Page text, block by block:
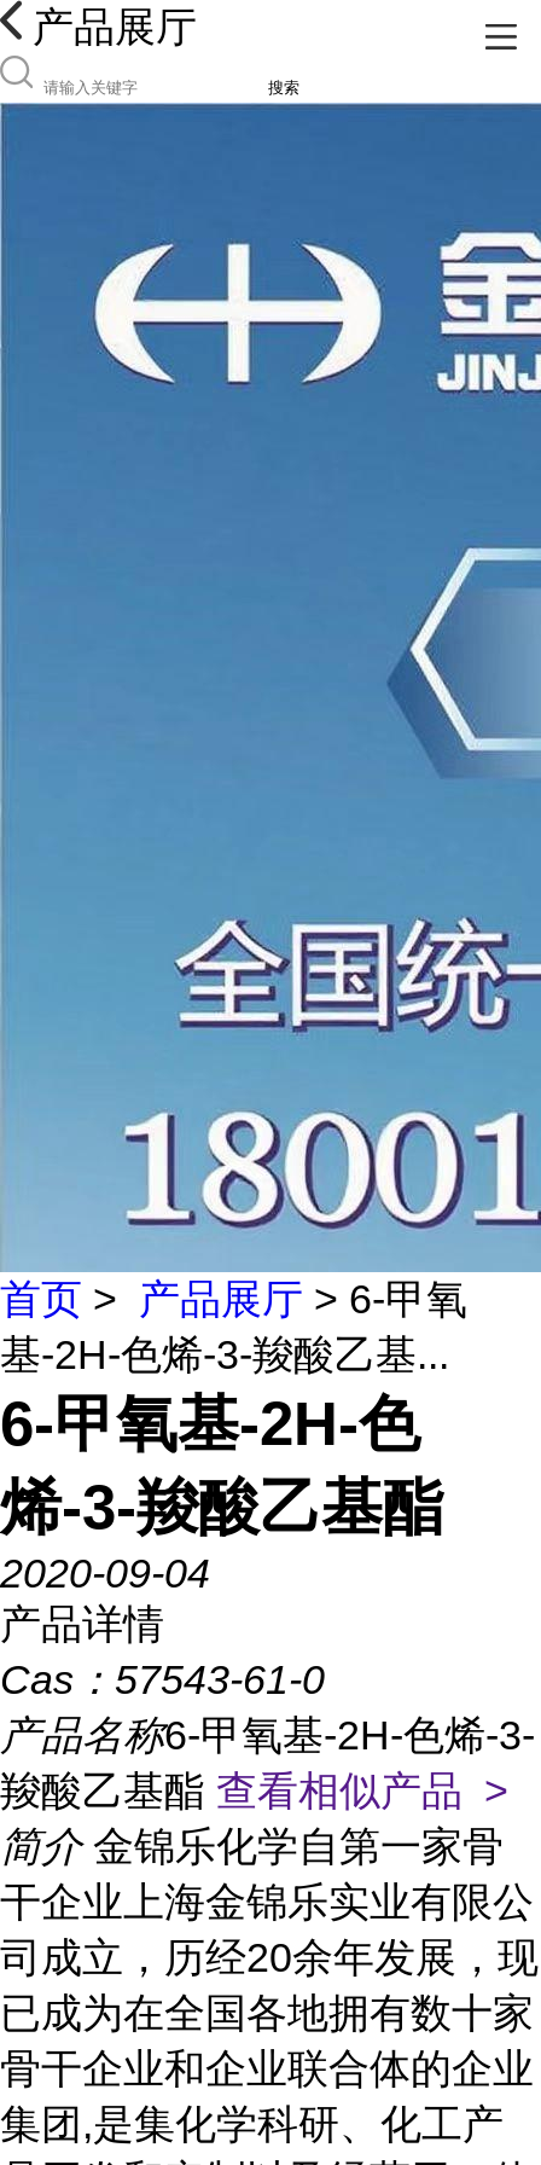
产品展厅
搜索
首页 > 产品展厅 > 6-甲氧
基-2H-色烯-3-羧酸乙基...
6-甲氧基-2H-色
烯-3-羧酸乙基酯
2020-09-04
产品详情
Cas： 57543-61-0
产品名称6-甲氧基-2H-色烯-3-
羧酸乙基酯 查看相似产品 >
简介 金锦乐化学自第一家骨
干企业上海金锦乐实业有限公
司成立，历经20余年发展，现
已成为在全国各地拥有数十家
骨干企业和企业联合体的企业
集团,是集化学科研、化工产